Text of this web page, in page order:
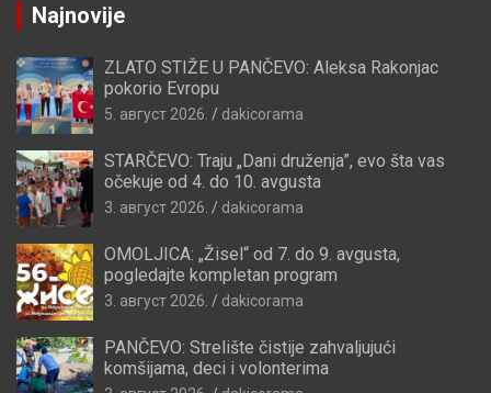
Najnovije
ZLATO STIŽE U PANČEVO: Aleksa Rakonjac
pokorio Evropu
5. август 2026. dakicorama
STARČEVO: Traju „Dani druženja”, evo šta vas
očekuje od 4. do 10. avgusta
3. август 2026. dakicorama
OMOLJICA: „Žisel“ od 7. do 9. avgusta,
pogledajte kompletan program
3. август 2026. dakicorama
PANČEVO: Strelište čistije zahvaljujući
komšijama, deci i volonterima